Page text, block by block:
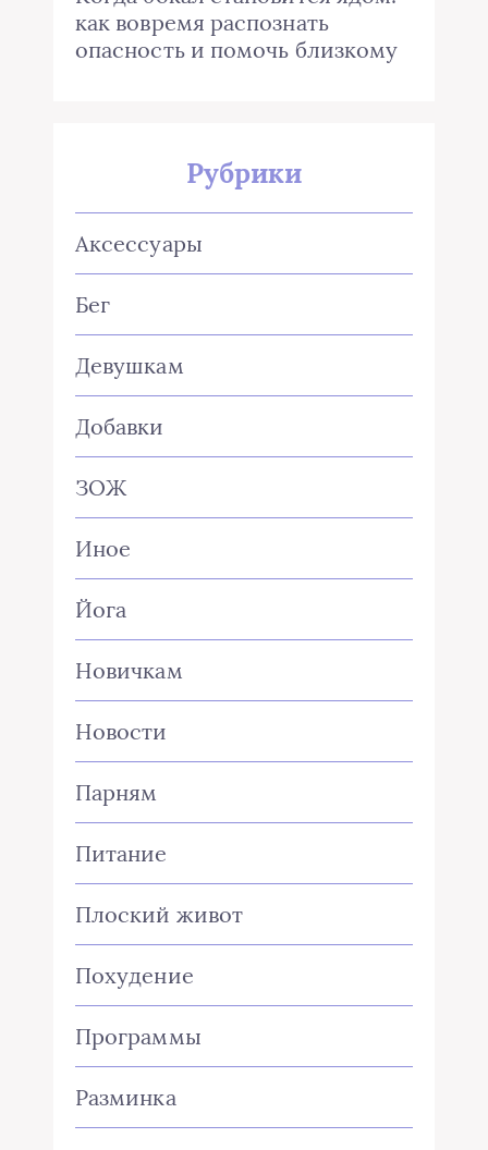
как вовремя распознать
опасность и помочь близкому
Рубрики
Аксессуары
Бег
Девушкам
Добавки
ЗОЖ
Иное
Йога
Новичкам
Новости
Парням
Питание
Плоский живот
Похудение
Программы
Разминка